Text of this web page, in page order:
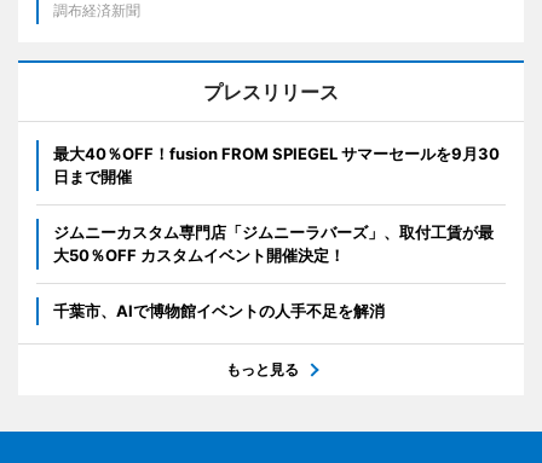
調布経済新聞
プレスリリース
最大40％OFF！fusion FROM SPIEGEL サマーセールを9月30
日まで開催
ジムニーカスタム専門店「ジムニーラバーズ」、取付工賃が最
大50％OFF カスタムイベント開催決定！
千葉市、AIで博物館イベントの人手不足を解消
もっと見る